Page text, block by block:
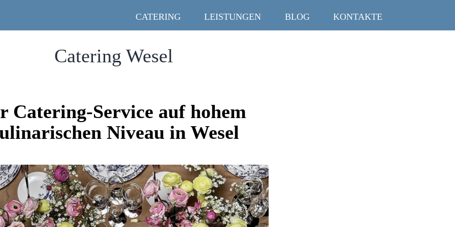
CATERING LEISTUNGEN BLOG KONTAKTE
Catering Wesel
Catering-Service auf hohem
Niveau in Wesel